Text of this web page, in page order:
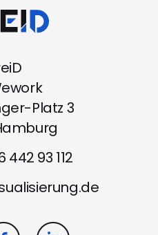
Platz 3
442 93 112